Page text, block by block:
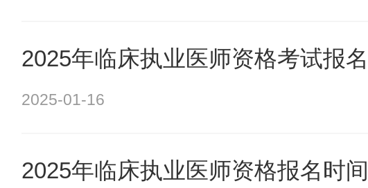
2025年临床执业医师资格考试报
2025-01-16
2025年临床执业医师资格报名时